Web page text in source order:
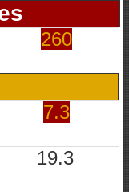
260
7.3
19.3